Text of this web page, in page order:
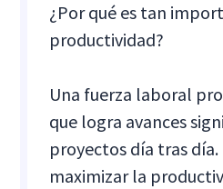
¿Por qué es tan
productividad?
Una fuerza laboral
que logra avances
proyectos día tras
maximizar la